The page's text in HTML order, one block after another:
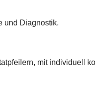
und Diagnostik.
mit individuell